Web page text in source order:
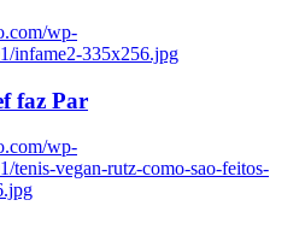
wp-
infame2-335x256.jpg
faz Par
wp-
tenis-vegan-rutz-como-sao-feitos-